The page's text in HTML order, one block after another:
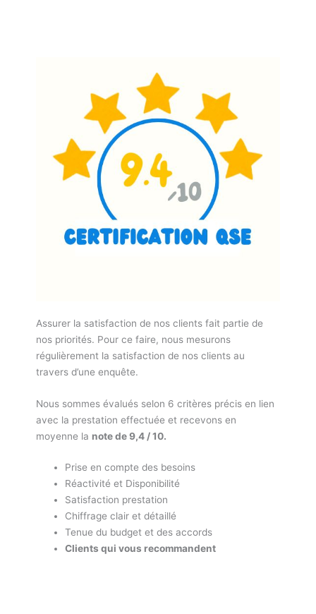
Assurer la satisfaction de nos clients fait partie de
nos priorités. Pour ce faire, nous mesurons
régulièrement la satisfaction de nos clients au
travers d’une enquête.
Nous sommes évalués selon 6 critères précis en lien
avec la prestation effectuée et recevons en
moyenne la note de 9,4 / 10.
Prise en compte des besoins
Réactivité et Disponibilité
Satisfaction prestation
Chiffrage clair et détaillé
Tenue du budget et des accords
Clients qui vous recommandent